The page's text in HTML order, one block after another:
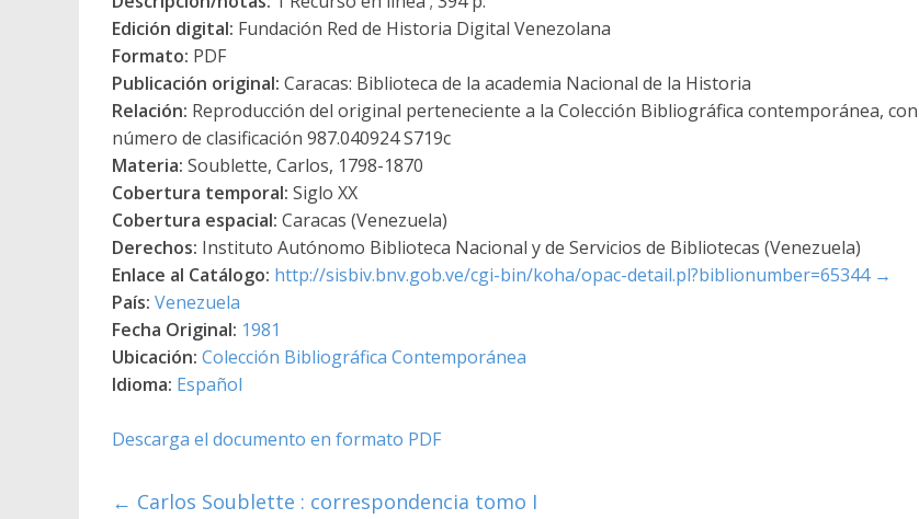
Edición digital: Fundación Red de Historia Digital Venezolana
Formato: PDF
Publicación original: Caracas: Biblioteca de la academia Nacional de la Historia
Relación: Reproducción del original perteneciente a la Colección Bibliográfica contemporánea,
número de clasificación 987.040924 S719c
Materia: Soublette, Carlos, 1798-1870
Cobertura temporal: Siglo XX
Cobertura espacial: Caracas (Venezuela)
Derechos: Instituto Autónomo Biblioteca Nacional y de Servicios de Bibliotecas (Venezuela)
Enlace al Catálogo: http://sisbiv.bnv.gob.ve/cgi-bin/koha/opac-detail.pl?biblionumber=65344 →
País: Venezuela
Fecha Original: 1981
Ubicación: Colección Bibliográfica Contemporánea
Idioma: Español
Descarga el documento en formato PDF
← Carlos Soublette : correspondencia tomo I